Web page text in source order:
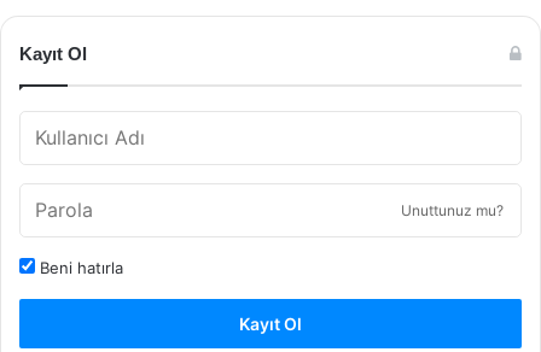
Kayıt Ol
Unuttunuz mu?
Beni hatırla
Kayıt Ol